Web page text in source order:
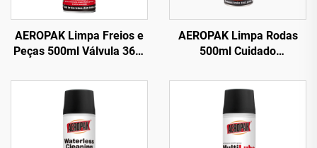
AEROPAK Limpa Freios e
Peças 500ml Válvula 360°
para Freios
AEROPAK Limpa Rodas
500ml Cuidado
para Carros e Rodas